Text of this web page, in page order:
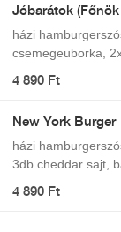
Jóbarátok
házi
csemegeuborka,
4 890 Ft
New York Burger
házi
3db cheddar sajt,
4 890 Ft